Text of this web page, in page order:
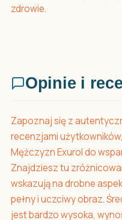
zdrowie.
Opinie i
Zapoznaj się z
recenzjami
Mężczyzn Exurol do
Znajdziesz tu
wskazują na drobne
pełny i uczciwy obraz.
jest bardzo wysoka,